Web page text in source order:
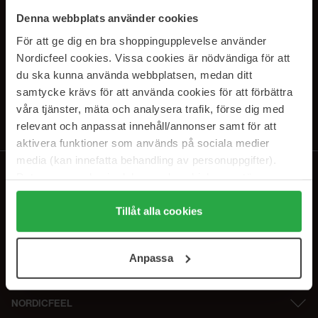
Denna webbplats använder cookies
För att ge dig en bra shoppingupplevelse använder
Nordicfeel cookies. Vissa cookies är nödvändiga för att
du ska kunna använda webbplatsen, medan ditt
samtycke krävs för att använda cookies för att förbättra
våra tjänster, mäta och analysera trafik, förse dig med
relevant och anpassat innehåll/annonser samt för att
aktivera funktioner som används på sociala medier
media (kan innefatta behandling av personuppgifter).
Genom att trycka på "Tillåt alla cookies" accepterar du
alla cookies, medan du under "Detaljer" kan anpassa
användningen av cookies. Du kan när som helst återkalla
samt vår Integritetspolicy.
Tillåt alla cookies
Anpassa
SUBSCRIBE TO OUR
NEWSLETTER
Sähköposti
Tilaamalla hyväksyttietosuojakäytäntömme. Peruuta tilaus milloin
NORDICFEEL